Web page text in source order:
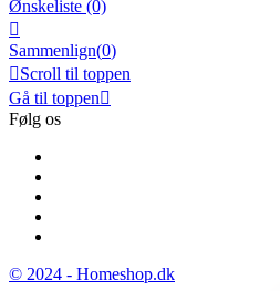
Ønskeliste (0)

Sammenlign(0)
Scroll til toppen
Gå til toppen
Følg os
© 2024 - Homeshop.dk